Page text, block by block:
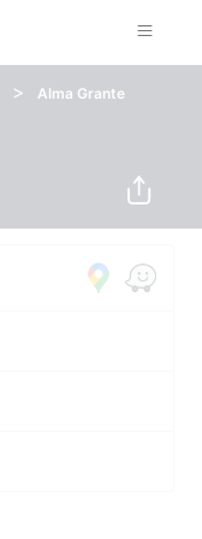
> Alma Grante